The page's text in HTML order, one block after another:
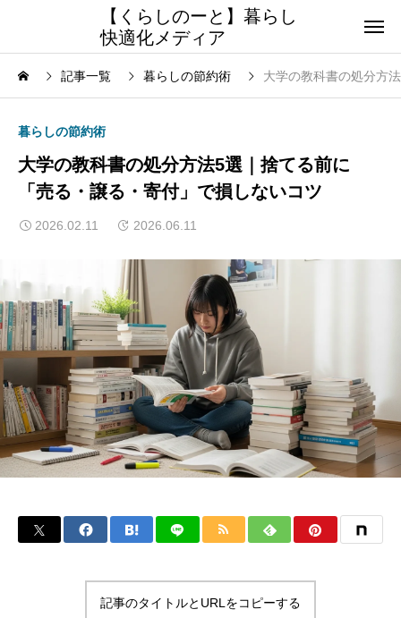
【くらしのーと】暮らし
快適化メディア
記事一覧 暮らしの節約術 大学の教科書の処分方
暮らしの節約術
大学の教科書の処分方法5選｜捨てる前に
「売る・譲る・寄付」で損しないコツ
2026.02.11 2026.06.11
記事のタイトルとURLをコピーする